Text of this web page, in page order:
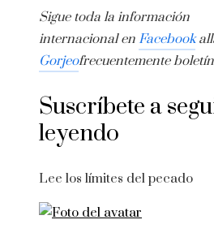
Sigue toda la información
internacional en Facebook
Gorjeofrecuentemente
Suscríbete a
leyendo
Lee los límites del pecado